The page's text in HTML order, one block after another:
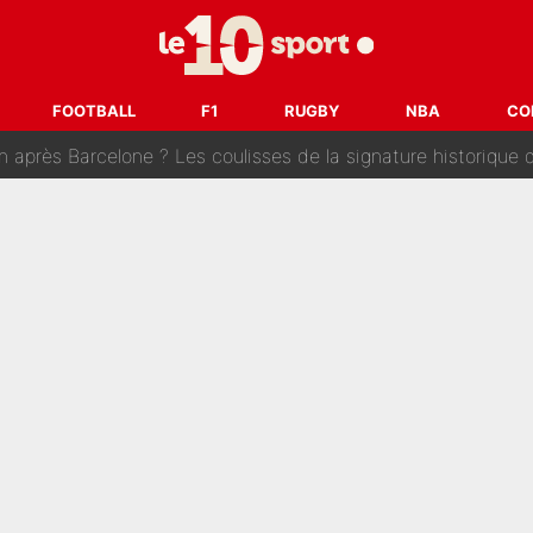
FOOTBALL F1 RUGBY NBA
battre, Safonov numéro un… Le PSG se lance encore dans un gros
Jean-Jacques Goldman et Mylène Farmer, le nouveau sélectionneur de
Barcelone ? Les coulisses de la signature historique de